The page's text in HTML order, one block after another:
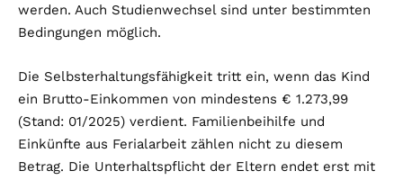
werden. Auch Studienwechsel sind unter bestimmten
Bedingungen möglich.
Die Selbsterhaltungsfähigkeit tritt ein, wenn das Kind
ein Brutto-Einkommen von mindestens € 1.273,99
(Stand: 01/2025) verdient. Familienbeihilfe und
Einkünfte aus Ferialarbeit zählen nicht zu diesem
Betrag. Die Unterhaltspflicht der Eltern endet erst mit